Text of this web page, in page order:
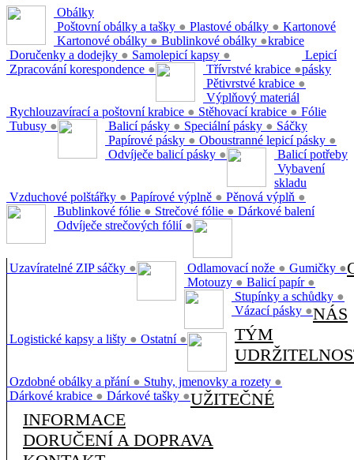
Obálky
Poštovní obálky a tašky ● Plastové obálky ●
Kartonové obálky ● Bublinkové obálky ●
Doručenky a dodejky ● Samolepicí kapsy ●
Zpracování korespondence ●
Kartonové
krabice
Třívrstvé krabice ●
Pětivrstvé krabice ●
Rychlouzavírací a poštovní krabice ● Stěhovací krabice ●
Tubusy ●
Lepicí
pásky
Balicí pásky ● Speciální pásky ●
Papírové pásky ● Oboustranné lepicí pásky ●
Odvíječe balicí pásky ●
Výplňový materiál
Vzduchové polštářky ● Papírové výplně ● Pěnová výplň ●
Fólie
Bublinkové fólie ● Strečové fólie ●
Odvíječe strečových fólií ●
Sáčky
Uzavíratelné ZIP sáčky ●
Balicí potřeby
Odlamovací nože ● Gumičky ●
Motouzy ● Balicí papír ●
Vybavení
skladu
Stupínky a schůdky ●
Vázací pásky ●
Logistické kapsy a lišty ● Ostatní ●
Dárkové balení
Ozdobné obálky a přání ● Stuhy, jmenovky a rozety ●
Dárkové krabice ● Dárkové tašky ●
NÁS
TÝM
UŽITEČNÉ
INFORMACE
DORUČENÍ A DOPRAVA